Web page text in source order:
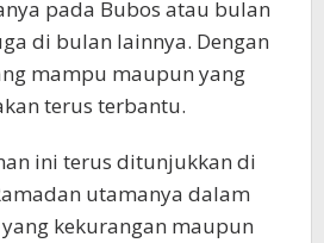
pada Bubos atau bulan
di bulan lainnya. Dengan
mampu maupun yang
terus terbantu.
ini terus ditunjukkan di
utamanya dalam
kekurangan maupun